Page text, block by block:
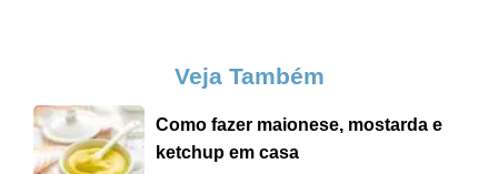
Veja Também
Como fazer maionese, mostarda e
ketchup em casa